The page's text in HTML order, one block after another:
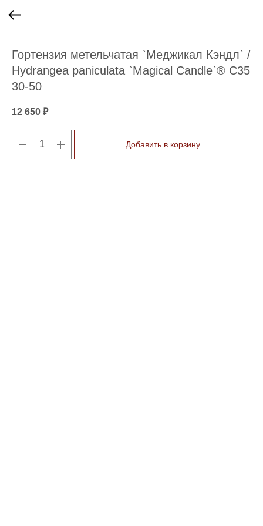
Гортензия метельчатая `Меджикал Кэндл` /
Hydrangea paniculata `Magical Candle`® C35
30-50
12 650 ₽
Добавить в корзину